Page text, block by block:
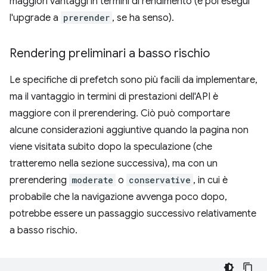
l'upgrade a prerender , se ha senso).
Rendering preliminari a basso rischio
Le specifiche di prefetch sono più facili da implementare,
ma il vantaggio in termini di prestazioni dell'API è
maggiore con il prerendering. Ciò può comportare
alcune considerazioni aggiuntive quando la pagina non
viene visitata subito dopo la speculazione (che
tratteremo nella sezione successiva), ma con un
prerendering moderate o conservative , in cui è
probabile che la navigazione avvenga poco dopo,
potrebbe essere un passaggio successivo relativamente
a basso rischio.